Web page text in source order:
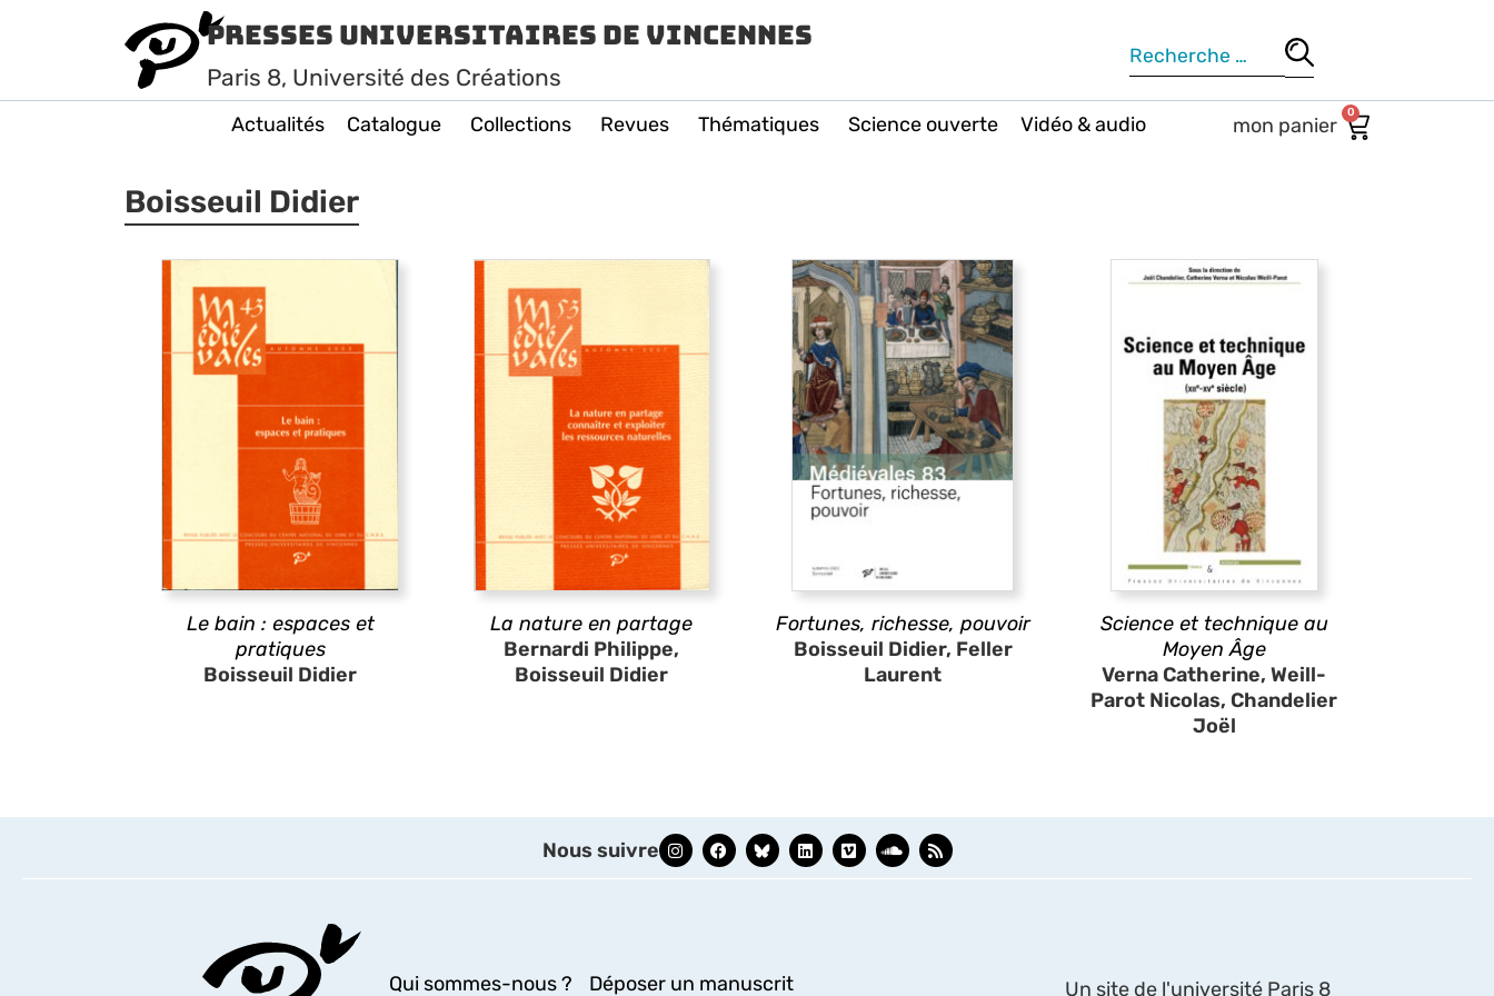
Presses Universitaires de Vincennes
Paris 8, Université des Créations
Actualités Catalogue Collections Revues Thématiques Science ouverte Vidéo & audio 0
Boisseuil Didier
Le bain : espaces et
pratiques
Boisseuil Didier
La nature en partage
Bernardi Philippe,
Boisseuil Didier
Fortunes, richesse, pouvoir
Boisseuil Didier, Feller
Laurent
Science et technique au
Moyen Âge
Verna Catherine, Weill-
Parot Nicolas, Chandelier
Joël
Nous suivre
Qui sommes-nous ? Déposer un manuscrit Un site de l'université Paris 8